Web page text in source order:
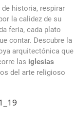
historia, respirar
la calidez de su
feria, cada plato
contar. Descubre la
arquitectónica que
las iglesias
del arte religioso